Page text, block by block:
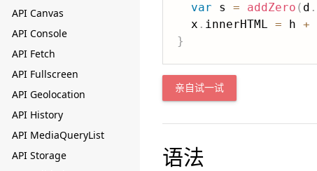
API Canvas
API Console
API Fetch
API Fullscreen
API Geolocation
API History
API MediaQueryList
API Storage
var s = addZero ( d .
  x
. innerHTML = h +
}
亲自试一试
语法